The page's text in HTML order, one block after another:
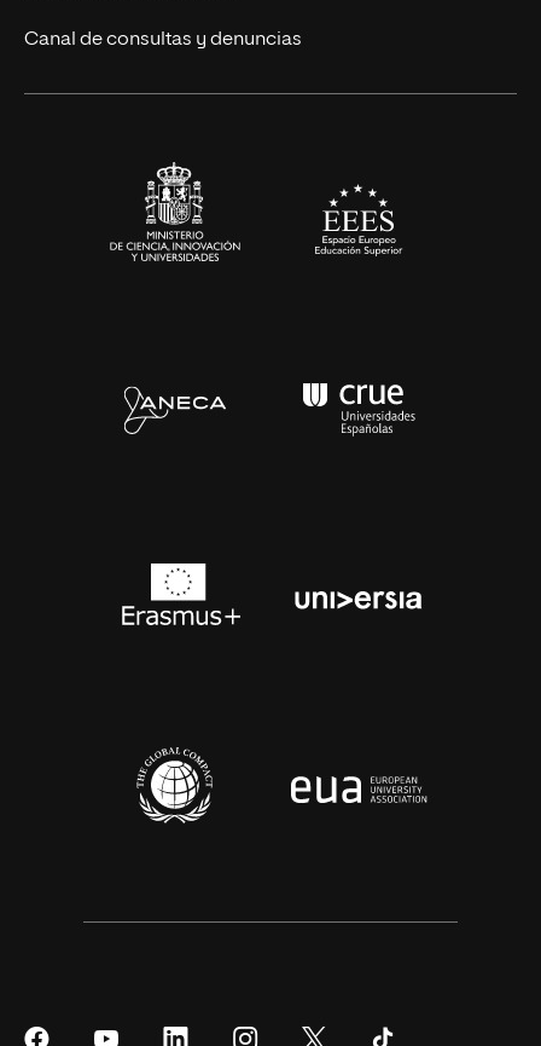
Eventos
Canal de consultas y denuncias
SíguenosSíguenos SíguenosSíguenos Síguenos